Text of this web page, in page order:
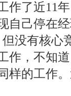
作了近11
自己停在
但没有核心
作，不知
样的工作